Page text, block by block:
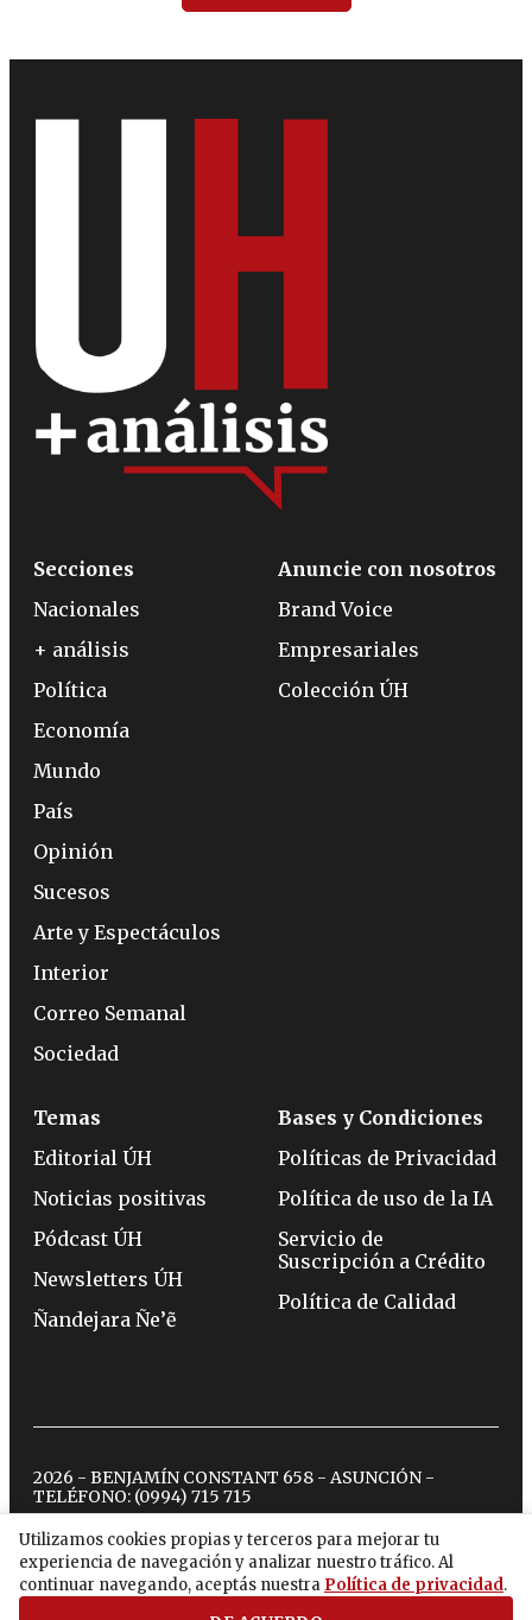
Utilizamos cookies propias y terceros para mejorar tu
experiencia de navegación y analizar nuestro tráfico. Al
continuar navegando, aceptás nuestra Política de privacidad.
Secciones
Nacionales
+ análisis
Política
Economía
Mundo
País
Opinión
Sucesos
Arte y Espectáculos
Interior
Correo Semanal
Sociedad
Anuncie con nosotros
Brand Voice
Empresariales
Colección ÚH
Temas
Editorial ÚH
Noticias positivas
Pódcast ÚH
Newsletters ÚH
Ñandejara Ñe’ẽ
Bases y Condiciones
Políticas de Privacidad
Política de uso de la IA
Servicio de
Suscripción a Crédito
Política de Calidad
2026 - BENJAMÍN CONSTANT 658 - ASUNCIÓN -
TELÉFONO: (0994) 715 715
twitterinstagram
facebook
tiktokyoutubespotify